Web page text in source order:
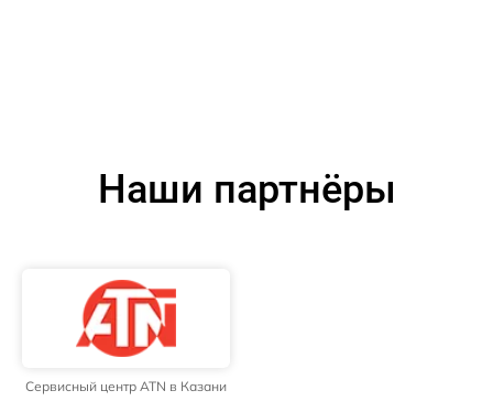
Наши партнёры
Сервисный центр ATN в Казани